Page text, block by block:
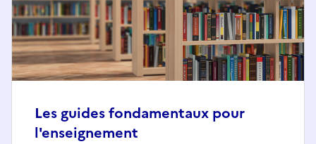
Les guides fondamentaux pour
l'enseignement